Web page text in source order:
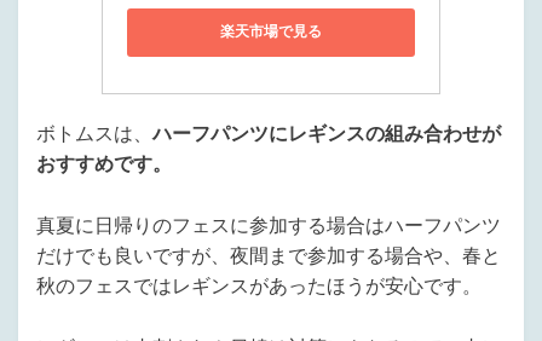
楽天市場で見る
ボトムスは、ハーフパンツにレギンスの組み合わせが
おすすめです。
真夏に日帰りのフェスに参加する場合はハーフパンツ
だけでも良いですが、夜間まで参加する場合や、春と
秋のフェスではレギンスがあったほうが安心です。